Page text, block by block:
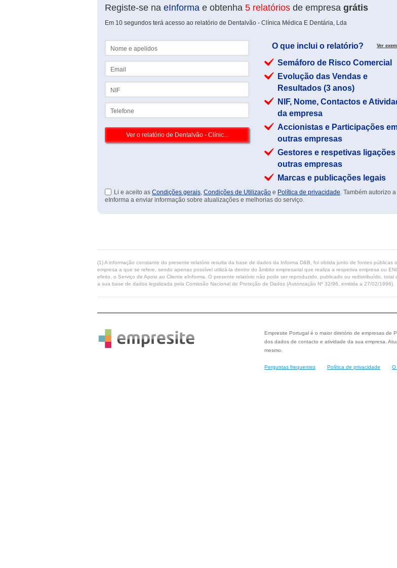
Registe-se na eInforma e obtenha 5 relatórios de empresa grátis
Em 10 segundos terá acesso ao relatório de Dentalvão - Clínica Médica E Dentária, Lda
O que inclui o relatório? Ver
Semáforo de Risco Comercial
Evolução das Vendas e
Resultados (3 anos)
NIF, Nome, Contactos e
da empresa
Accionistas e Participações
outras empresas
Gestores e respetivas ligações
outras empresas
Marcas e publicações legais
Li e aceito as Condições gerais, Condições de Utilização e Política de privacidade. Também autorizo a
eInforma a enviar informação sobre atualizações e melhorias do serviço.
(1) A informação constante do presente relatório resulta da base de dados da Informa D&B, foi obtida junto de fontes
empresa a que se refere, sendo apenas possível utilizá-la dentro do âmbito empresarial que realiza a respetiva empresa ou
efeito, o Serviço de Apoio ao Cliente eInforma. O presente relatório não pode ser reproduzido, publicado ou redistribuído,
a sua base de dados legalizada pela Comissão Nacional de Proteção de Dados (Autorização Nº 32/96, emitida a 27/02/1996).
Empresite Portugal é o maior diretório de empresas de
dos dados de contacto e atividade da sua empresa.
mesmo.
Perguntas frequentes Política de privacidade O